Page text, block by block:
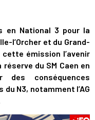
en National 3 pour la
l’Orcher et du Grand-
cette émission l’avenir
du SM Caen en
conséquences
N3, notamment l’AG